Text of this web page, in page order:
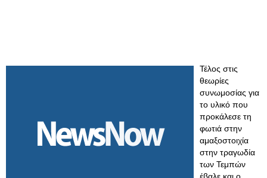
Τέλος στις
θεωρίες
συνωμοσίας για
το υλικό που
προκάλεσε τη
φωτιά στην
αμαξοστοιχία
στην τραγωδία
των Τεμπών